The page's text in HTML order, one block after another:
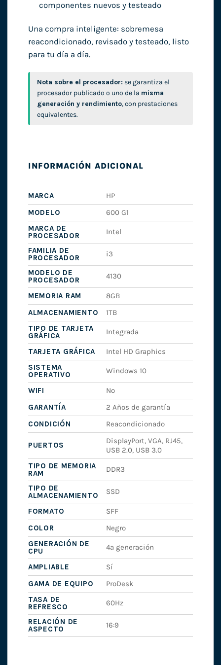
componentes nuevos y testeado
Una compra inteligente: sobremesa
reacondicionado, revisado y testeado, listo
para tu día a día.
Nota sobre el procesador: se garantiza el
procesador publicado o uno de la misma
generación y rendimiento, con prestaciones
equivalentes.
INFORMACIÓN ADICIONAL
MARCA
HP
MODELO
600 G1
MARCA DE
PROCESADOR
Intel
FAMILIA DE
PROCESADOR
i3
MODELO DE
PROCESADOR
4130
MEMORIA RAM
8GB
ALMACENAMIENTO
1TB
TIPO DE TARJETA
GRÁFICA
Integrada
TARJETA GRÁFICA
Intel HD Graphics
SISTEMA
OPERATIVO
Windows 10
WIFI
No
GARANTÍA
2 Años de garantía
CONDICIÓN
Reacondicionado
PUERTOS
DisplayPort, VGA, RJ45,
USB 2.0, USB 3.0
TIPO DE MEMORIA
RAM
DDR3
TIPO DE
ALMACENAMIENTO
SSD
FORMATO
SFF
COLOR
Negro
GENERACIÓN DE
CPU
4ª generación
AMPLIABLE
Sí
GAMA DE EQUIPO
ProDesk
TASA DE
REFRESCO
60Hz
RELACIÓN DE
ASPECTO
16:9